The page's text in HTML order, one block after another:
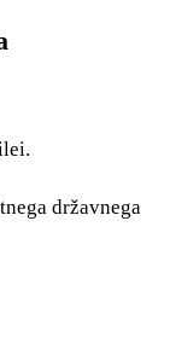
državnega